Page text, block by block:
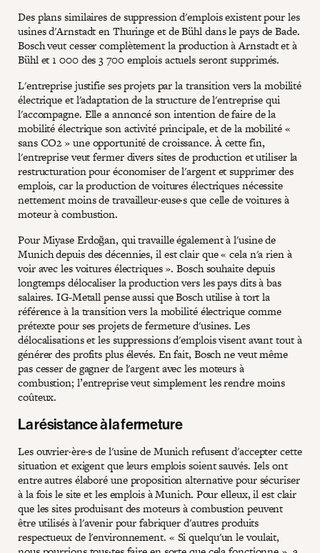
Des plans similaires de suppression d'emplois existent pour les
usines d'Arnstadt en Thuringe et de Bühl dans le pays de Bade.
Bosch veut cesser complètement la production à Arnstadt et à
Bühl et 1 000 des 3 700 emplois actuels seront supprimés.
L'entreprise justifie ses projets par la transition vers la mobilité
électrique et l'adaptation de la structure de l'entreprise qui
l'accompagne. Elle a annoncé son intention de faire de la
mobilité électrique son activité principale, et de la mobilité «
sans CO2 » une opportunité de croissance. À cette fin,
l'entreprise veut fermer divers sites de production et utiliser la
restructuration pour économiser de l'argent et supprimer des
emplois, car la production de voitures électriques nécessite
nettement moins de travailleur·euse·s que celle de voitures à
moteur à combustion.
Pour Miyase Erdoğan, qui travaille également à l'usine de
Munich depuis des décennies, il est clair que « cela n'a rien à
voir avec les voitures électriques ». Bosch souhaite depuis
longtemps délocaliser la production vers les pays dits à bas
salaires. IG-Metall pense aussi que Bosch utilise à tort la
référence à la transition vers la mobilité électrique comme
prétexte pour ses projets de fermeture d'usines. Les
délocalisations et les suppressions d'emplois visent avant tout à
générer des profits plus élevés. En fait, Bosch ne veut même
pas cesser de gagner de l'argent avec les moteurs à
combustion; l’entreprise veut simplement les rendre moins
coûteux.
La résistance à la fermeture
Les ouvrier·ère·s de l'usine de Munich refusent d'accepter cette
situation et exigent que leurs emplois soient sauvés. Iels ont
entre autres élaboré une proposition alternative pour sécuriser
à la fois le site et les emplois à Munich. Pour elleux, il est clair
que les sites produisant des moteurs à combustion peuvent
être utilisés à l'avenir pour fabriquer d'autres produits
respectueux de l'environnement. « Si quelqu'un le voulait,